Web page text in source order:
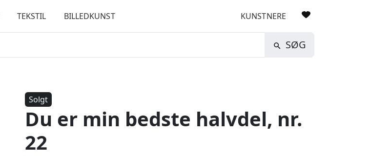
TEKSTIL BILLEDKUNST KUNSTNERE
SØG
Solgt
Du er min bedste halvdel, nr.
22